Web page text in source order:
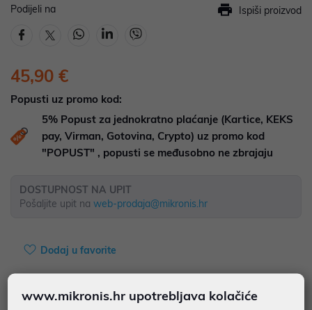
Podijeli na Ispiši proizvod
45,90 €
Popusti uz promo kod:
5% Popust za jednokratno plaćanje (Kartice, KEKS
pay, Virman, Gotovina, Crypto) uz promo kod
"POPUST" , popusti se međusobno ne zbrajaju
DOSTUPNOST NA UPIT
Pošaljite upit na web-prodaja@mikronis.hr
Dodaj u favorite
www.mikronis.hr upotrebljava kolačiće